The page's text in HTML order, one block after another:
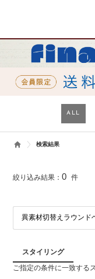
ALL
検索結果
絞り込み結果：0 件
スタイリング
ご指定の条件に一致する